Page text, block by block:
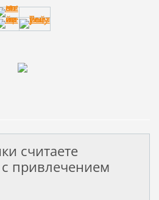
считаете
привлечением